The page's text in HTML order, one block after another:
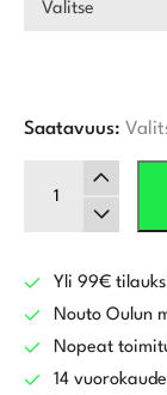
Valitse
Saatavuus:
GTS2
Yli 99€
Nouto Oulun
Nopeat
14